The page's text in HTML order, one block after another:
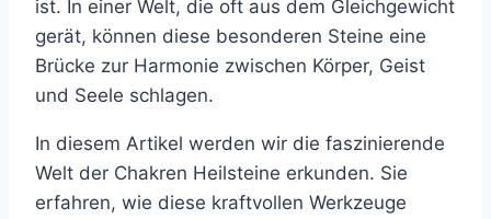
ist. In einer Welt, die oft aus dem Gleichgewicht
gerät, können diese besonderen Steine eine
Brücke zur Harmonie zwischen Körper, Geist
und Seele schlagen.
In diesem Artikel werden wir die faszinierende
Welt der Chakren Heilsteine erkunden. Sie
erfahren, wie diese kraftvollen Werkzeuge